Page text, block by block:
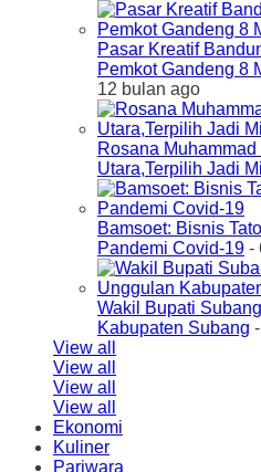
Pasar Kreatif
Pemkot Gandeng 8
12 bulan ago
Rosana
Utara,Terpilih Jadi
Bamsoet: Bisnis
Pandemi Covid-19 -
Wakil Bupati
Kabupaten Subang
View all
View all
View all
View all
Ekonomi
Kuliner
Pariwara